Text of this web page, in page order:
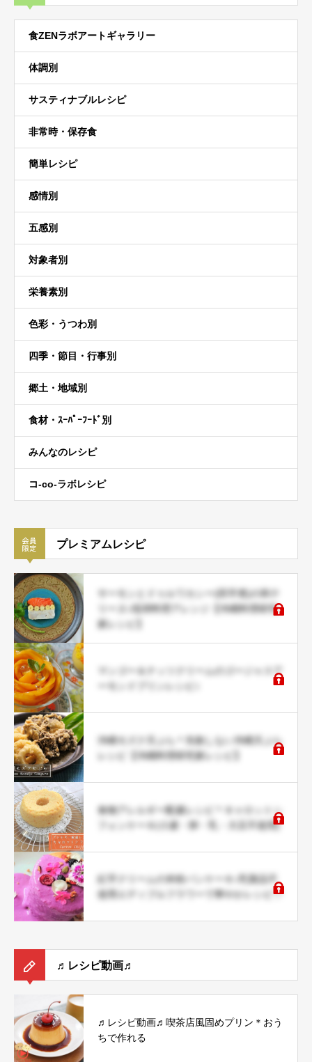
食ZENラボアートギャラリー
体調別
サスティナブルレシピ
非常時・保存食
簡単レシピ
感情別
五感別
対象者別
栄養素別
色彩・うつわ別
四季・節目・行事別
郷土・地域別
食材・ｽｰﾊﾟｰﾌｰﾄﾞ別
みんなのレシピ
コ-co-ラボレシピ
プレミアムレシピ
サーモンとドゥルワカシー(田芋煮)の和テ
リーヌ♪琉球料理アレンジ【沖縄料理研究
家レシピ】
マンゴー＆ナッツクリームのゴージャスア
沖縄モズク天ぷら＊失敗しない沖縄天ぷら
レシピ【沖縄料理研究家レシピ】
食物アレルギー配慮レシピ＊キャロットシ
フォンケーキ(小麦・卵・乳・大豆不使用)
紅芋クリームの米粉パンケーキ♪乳製品不
使用エディブルフラワーで華やかレシピ♡
♬レシピ動画♬
♬レシピ動画♬喫茶店風固めプリン＊おう
ちで作れる